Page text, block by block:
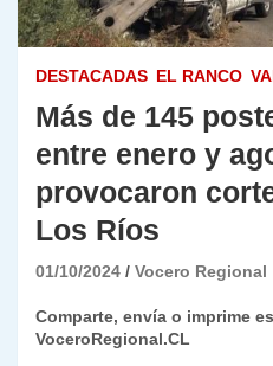
DESTACADAS EL RANCO
Más de 145
entre enero y
provocaron
Los Ríos
01/10/2024 Vocero Regional
Comparte, envía o imprime
VoceroRegional.CL